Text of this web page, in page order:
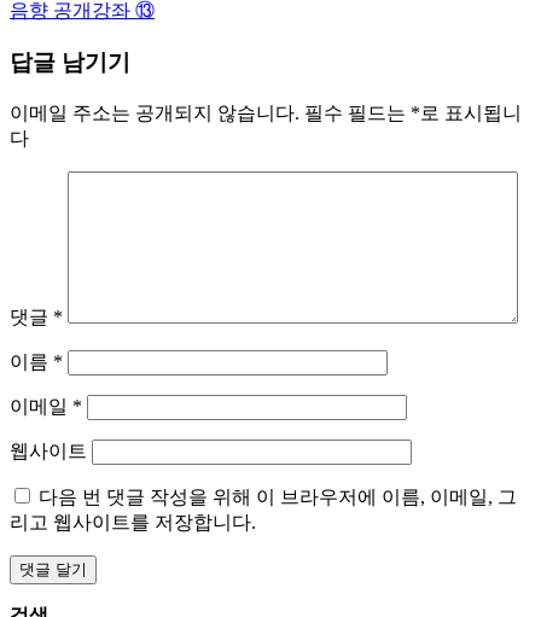
색
음향 공개강좌 ⑬
답글 남기기
이메일 주소는 공개되지 않습니다. 필수 필드는 *로 표시됩니
다
댓글 *
이름 *
이메일 *
웹사이트
다음 번 댓글 작성을 위해 이 브라우저에 이름, 이메일, 그
리고 웹사이트를 저장합니다.